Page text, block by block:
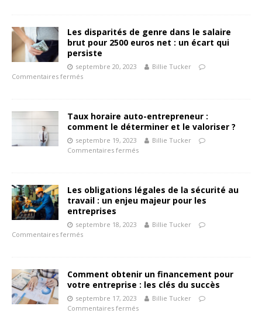
Les disparités de genre dans le salaire
brut pour 2500 euros net : un écart qui
persiste
septembre 20, 2023
Billie Tucker
Commentaires fermés
Taux horaire auto-entrepreneur :
comment le déterminer et le valoriser ?
septembre 19, 2023
Billie Tucker
Commentaires fermés
Les obligations légales de la sécurité au
travail : un enjeu majeur pour les
entreprises
septembre 18, 2023
Billie Tucker
Commentaires fermés
Comment obtenir un financement pour
votre entreprise : les clés du succès
septembre 17, 2023
Billie Tucker
Commentaires fermés